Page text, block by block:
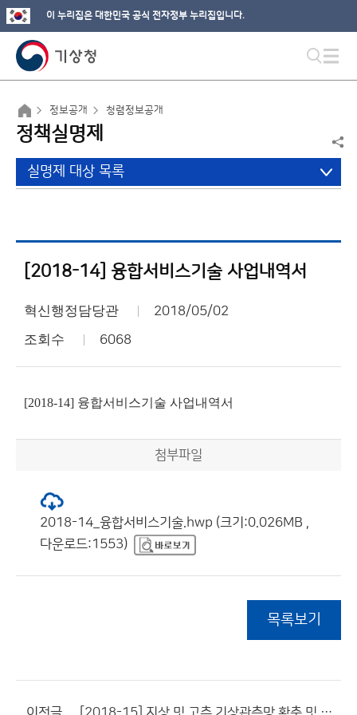
이 누리집은 대한민국 공식 전자정부 누리집입니다.
정보공개 청렴정보공개
정책실명제
실명제 대상 목록
[2018-14] 융합서비스기술 사업내역서
혁신행정담당관 2018/05/02
조회수 6068
[2018-14] 융합서비스기술 사업내역서
첨부파일
2018-14_융합서비스기술.hwp (크기:0.026MB ,
다운로드:1553)
목록보기